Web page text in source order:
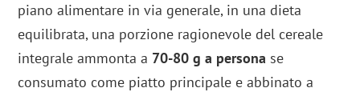
piano alimentare in via generale, in una dieta
equilibrata, una porzione ragionevole del cereale
integrale ammonta a 70-80 g a persona se
consumato come piatto principale e abbinato a